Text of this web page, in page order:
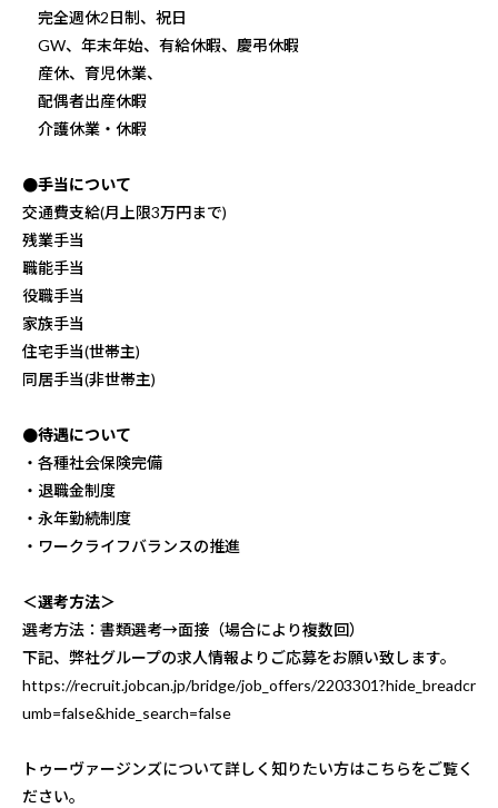
完全週休2日制、祝日
GW、年末年始、有給休暇、慶弔休暇
産休、育児休業、
配偶者出産休暇
介護休業・休暇
●手当について
交通費支給(月上限3万円まで)
残業手当
職能手当
役職手当
家族手当
住宅手当(世帯主)
同居手当(非世帯主)
●待遇について
・各種社会保険完備
・退職金制度
・永年勤続制度
・ワークライフバランスの推進
＜選考方法＞
選考方法：書類選考→面接（場合により複数回）
下記、弊社グループの求人情報よりご応募をお願い致します。
https://recruit.jobcan.jp/bridge/job_offers/2203301?hide_breadcr
umb=false&hide_search=false
トゥーヴァージンズについて詳しく知りたい方はこちらをご覧く
ださい。